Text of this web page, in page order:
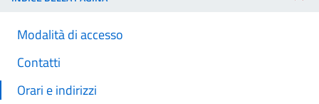
Modalità di accesso
Contatti
Orari e indirizzi